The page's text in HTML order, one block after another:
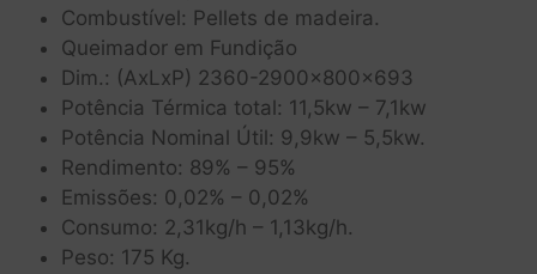
Combustível: Pellets de madeira.
Queimador em Fundição
Dim.: (AxLxP) 2360-2900x800x693
Potência Térmica total: 11,5kw – 7,1kw
Potência Nominal Útil: 9,9kw – 5,5kw.
Rendimento: 89% – 95%
Emissões: 0,02% – 0,02%
Consumo: 2,31kg/h – 1,13kg/h.
Peso: 175 Kg.